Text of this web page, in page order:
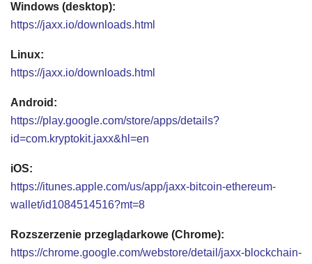
Windows (desktop):
https://jaxx.io/downloads.html
Linux:
https://jaxx.io/downloads.html
Android:
https://play.google.com/store/apps/details?
id=com.kryptokit.jaxx&hl=en
iOS:
https://itunes.apple.com/us/app/jaxx-bitcoin-ethereum-
wallet/id1084514516?mt=8
Rozszerzenie przeglądarkowe (Chrome):
https://chrome.google.com/webstore/detail/jaxx-blockchain-